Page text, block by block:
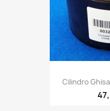
Cilindro